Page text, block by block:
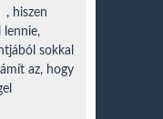
, hiszen
lennie,
sokkal
az, hogy